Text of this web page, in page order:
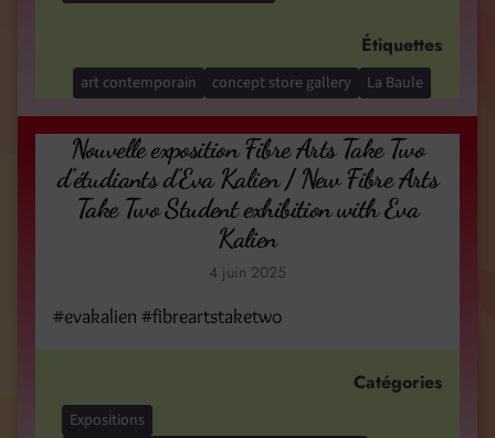
Étiquettes
art contemporain concept store gallery La Baule
Nouvelle exposition Fibre Arts Take Two
d’étudiants d’Eva Kalien / New Fibre Arts
Take Two Student exhibition with Eva
Kalien
4 juin 2025
#evakalien #fibreartstaketwo
Catégories
Expositions